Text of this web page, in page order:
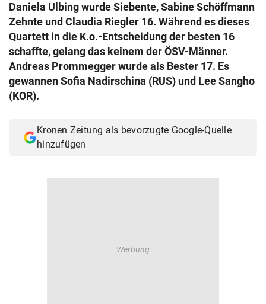
© Krone Multimedia GmbH & Co KG 2026
Muthgasse 2, 1190 Wien
Daniela Ulbing wurde Siebente, Sabine Schöffmann
Zehnte und Claudia Riegler 16. Während es dieses
Quartett in die K.o.-Entscheidung der besten 16
schaffte, gelang das keinem der ÖSV-Männer.
Andreas Prommegger wurde als Bester 17. Es
gewannen Sofia Nadirschina (RUS) und Lee Sangho
(KOR).
Kronen Zeitung als bevorzugte Google-Quelle
hinzufügen